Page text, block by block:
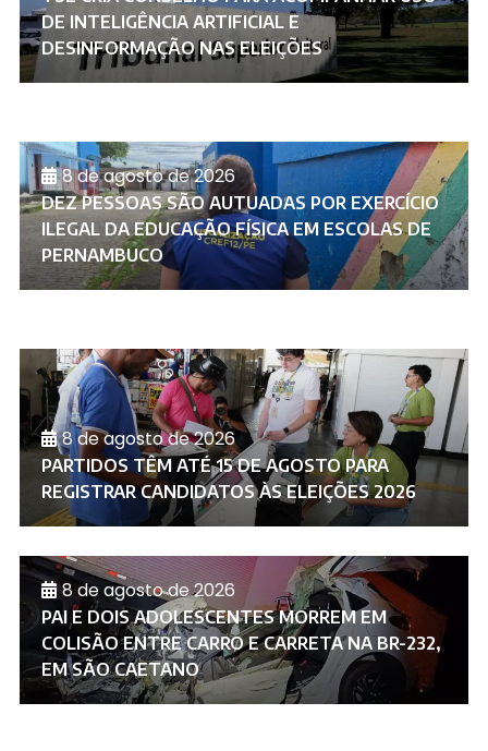
DE INTELIGÊNCIA ARTIFICIAL E
DESINFORMAÇÃO NAS ELEIÇÕES
8 de agosto de 2026
DEZ PESSOAS SÃO AUTUADAS POR EXERCÍCIO
ILEGAL DA EDUCAÇÃO FÍSICA EM ESCOLAS DE
PERNAMBUCO
8 de agosto de 2026
PARTIDOS TÊM ATÉ 15 DE AGOSTO PARA
REGISTRAR CANDIDATOS ÀS ELEIÇÕES 2026
8 de agosto de 2026
PAI E DOIS ADOLESCENTES MORREM EM
COLISÃO ENTRE CARRO E CARRETA NA BR-232,
EM SÃO CAETANO